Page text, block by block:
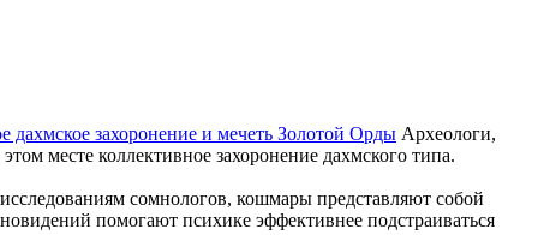
дахмское захоронение и мечеть Золотой Орды Археологи,
месте коллективное захоронение дахмского типа.
сомнологов, кошмары представляют собой
помогают психике эффективнее подстраиваться